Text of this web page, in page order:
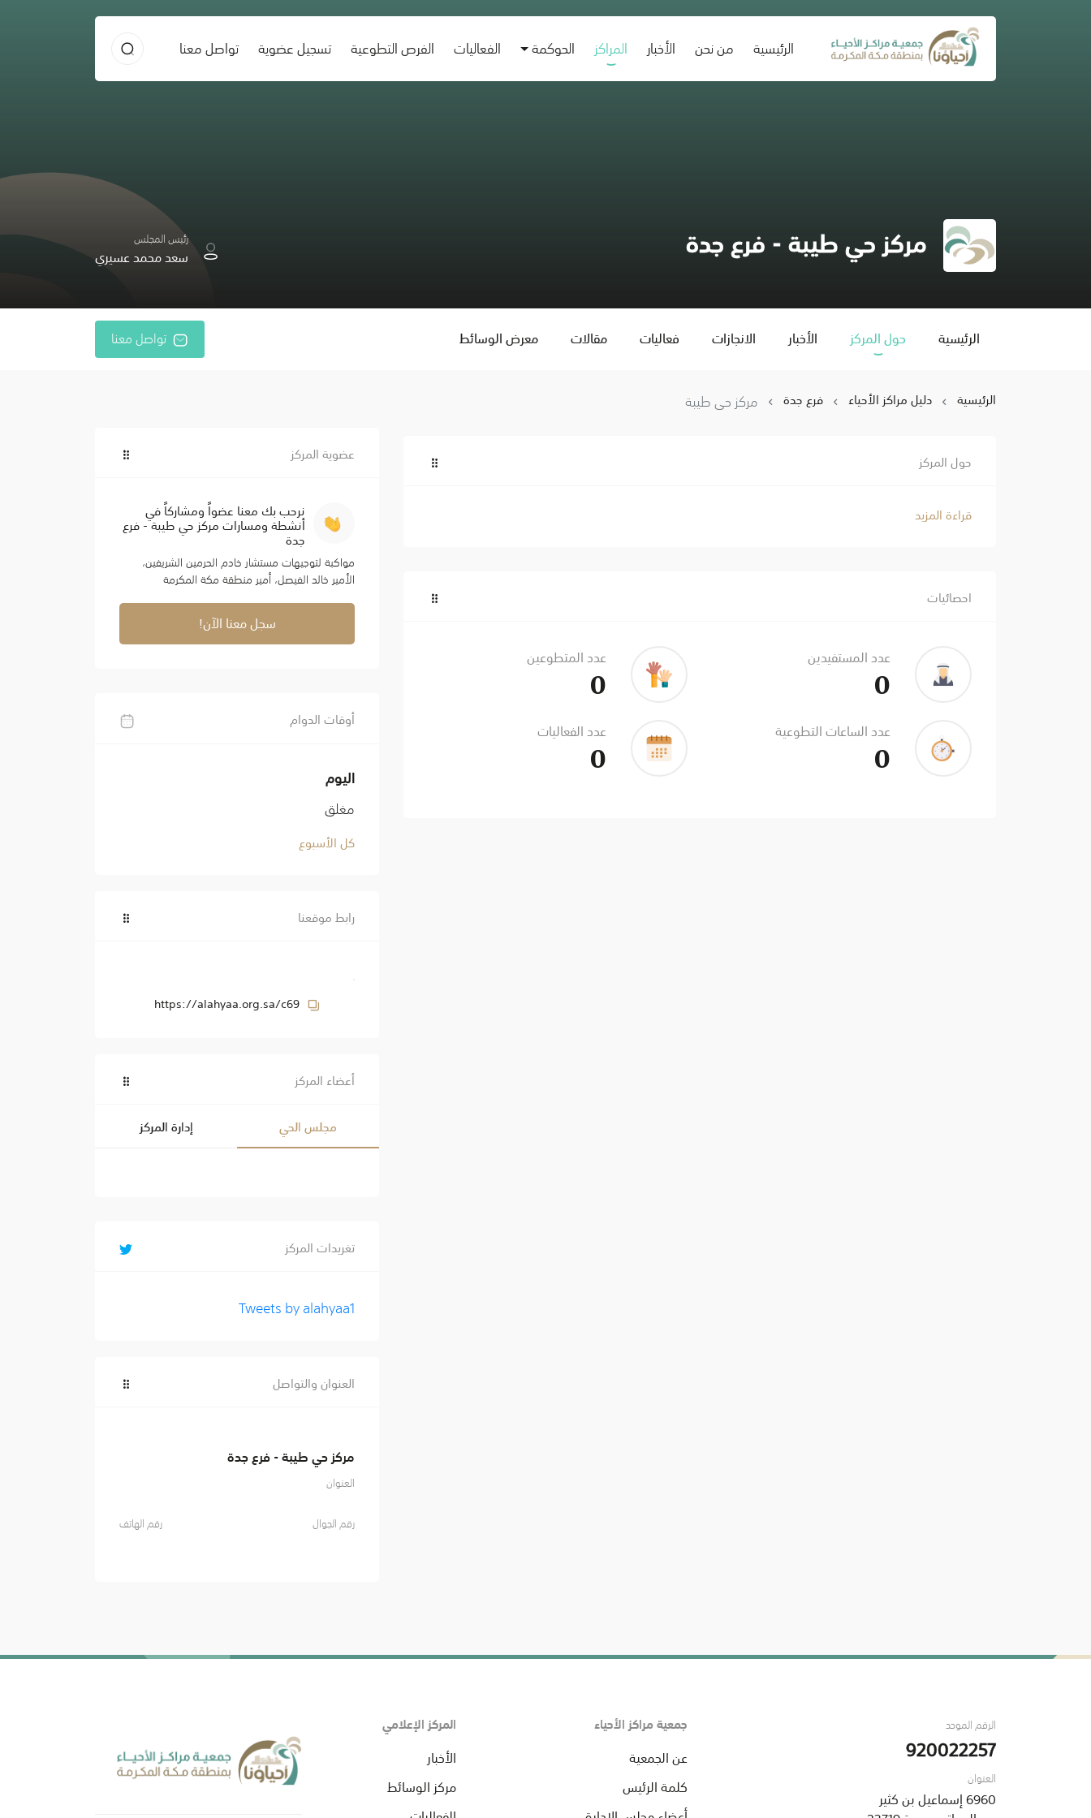
الرئيسية
(current) من نحن الأخبار المراكز الحوكمة الفعاليات الفرص التطوعية تسجيل عضوية تواصل معنا
مركز حي طيبة - فرع جدة رئيس المجلس
سعد محمد عسيري
الرئيسية حول المركز الأخبار الانجازات فعاليات مقالات معرض الوسائط تواصل معنا
الرئيسية دليل مراكز الأحياء فرع جدة مركز حي طيبة
حول المركز
قراءة المزيد
احصائيات
عدد المستفيدين
0
عدد المتطوعين
0
عدد الساعات التطوعية
0
عدد الفعاليات
0
عضوية المركز
نرحب بك معنا عضواً ومشاركاً في
أنشطة ومسارات مركز حي طيبة - فرع
جدة
مواكبة لتوجيهات مستشار خادم الحرمين الشريفين،
الأمير خالد الفيصل، أمير منطقة مكة المكرمة
سجل معنا الآن!
أوقات الدوام
اليوم
مغلق
كل الأسبوع
رابط موقعنا
https://alahyaa.org.sa/c69
أعضاء المركز
مجلس الحي
إدارة المركز
تغريدات المركز
Tweets by alahyaa1
العنوان والتواصل
مركز حي طيبة - فرع جدة
العنوان
رقم الجوال
رقم الهاتف
الرقم الموحد
920022257
العنوان
6960 إسماعيل بن كثير
جمعية مراكز الأحياء
عن الجمعية
كلمة الرئيس
المركز الإعلامي
الأخبار
مركز الوسائط